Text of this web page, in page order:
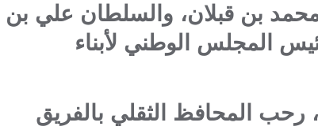
محمد بن قبلان، والسلطان علي بن
المجلس الوطني لأبناء
رحب المحافظ الثقلي بالفريق